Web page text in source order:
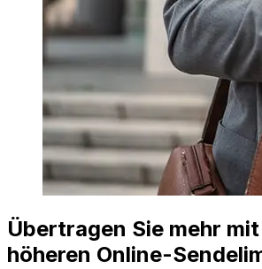
Übertragen Sie mehr
höheren Online-